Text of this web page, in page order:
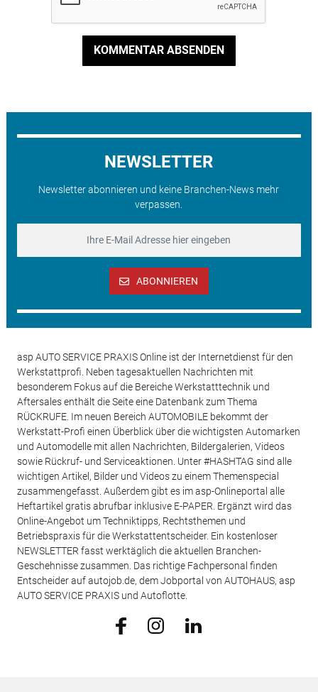
KOMMENTAR ABSENDEN
NEWSLETTER
Newsletter abonnieren und keine Branchen-News mehr
verpassen.
ABONNIEREN
asp AUTO SERVICE PRAXIS Online ist der Internetdienst für den
Werkstattprofi. Neben tagesaktuellen Nachrichten mit
besonderem Fokus auf die Bereiche Werkstatttechnik und
Aftersales enthält die Seite eine Datenbank zum Thema
RÜCKRUFE. Im neuen Bereich AUTOMOBILE bekommt der
Werkstatt-Profi einen Überblick über die wichtigsten Automarken
und Automodelle mit allen Nachrichten, Bildergalerien, Videos
sowie Rückruf- und Serviceaktionen. Unter #HASHTAG sind alle
wichtigen Artikel, Bilder und Videos zu einem Themenspecial
zusammengefasst. Außerdem gibt es im asp-Onlineportal alle
Heftartikel gratis abrufbar inklusive E-PAPER. Ergänzt wird das
Online-Angebot um Techniktipps, Rechtsthemen und
Betriebspraxis für die Werkstattentscheider. Ein kostenloser
NEWSLETTER fasst werktäglich die aktuellen Branchen-
Geschehnisse zusammen. Das richtige Fachpersonal finden
Entscheider auf autojob.de, dem Jobportal von AUTOHAUS, asp
AUTO SERVICE PRAXIS und Autoflotte.